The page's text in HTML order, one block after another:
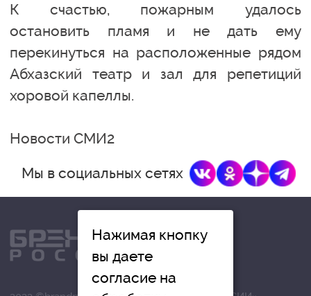
К счастью, пожарным удалось
остановить пламя и не дать ему
перекинуться на расположенные рядом
Абхазский театр и зал для репетиций
хоровой капеллы.
Новости СМИ2
Мы в социальных сетях
Нажимая кнопку
вы даете
согласие на